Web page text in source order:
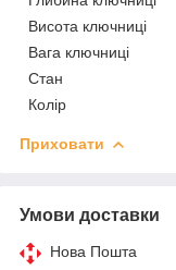
Висота ключниці
Вага ключниці
Стан
Колір
Приховати
Умови доставки
Нова Пошта